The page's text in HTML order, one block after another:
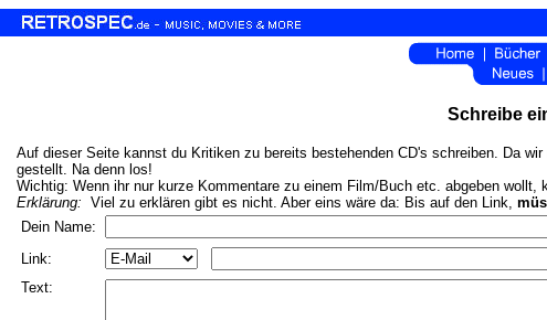
Schreibe
Auf dieser Seite kannst du Kritiken zu bereits bestehenden CD's schreiben. Da
gestellt. Na denn los!
Wichtig: Wenn ihr nur kurze Kommentare zu einem Film/Buch etc. abgeben
Erklärung: Viel zu erklären gibt es nicht. Aber eins wäre da: Bis auf den Link,
Dein Name:
Link:
Text: